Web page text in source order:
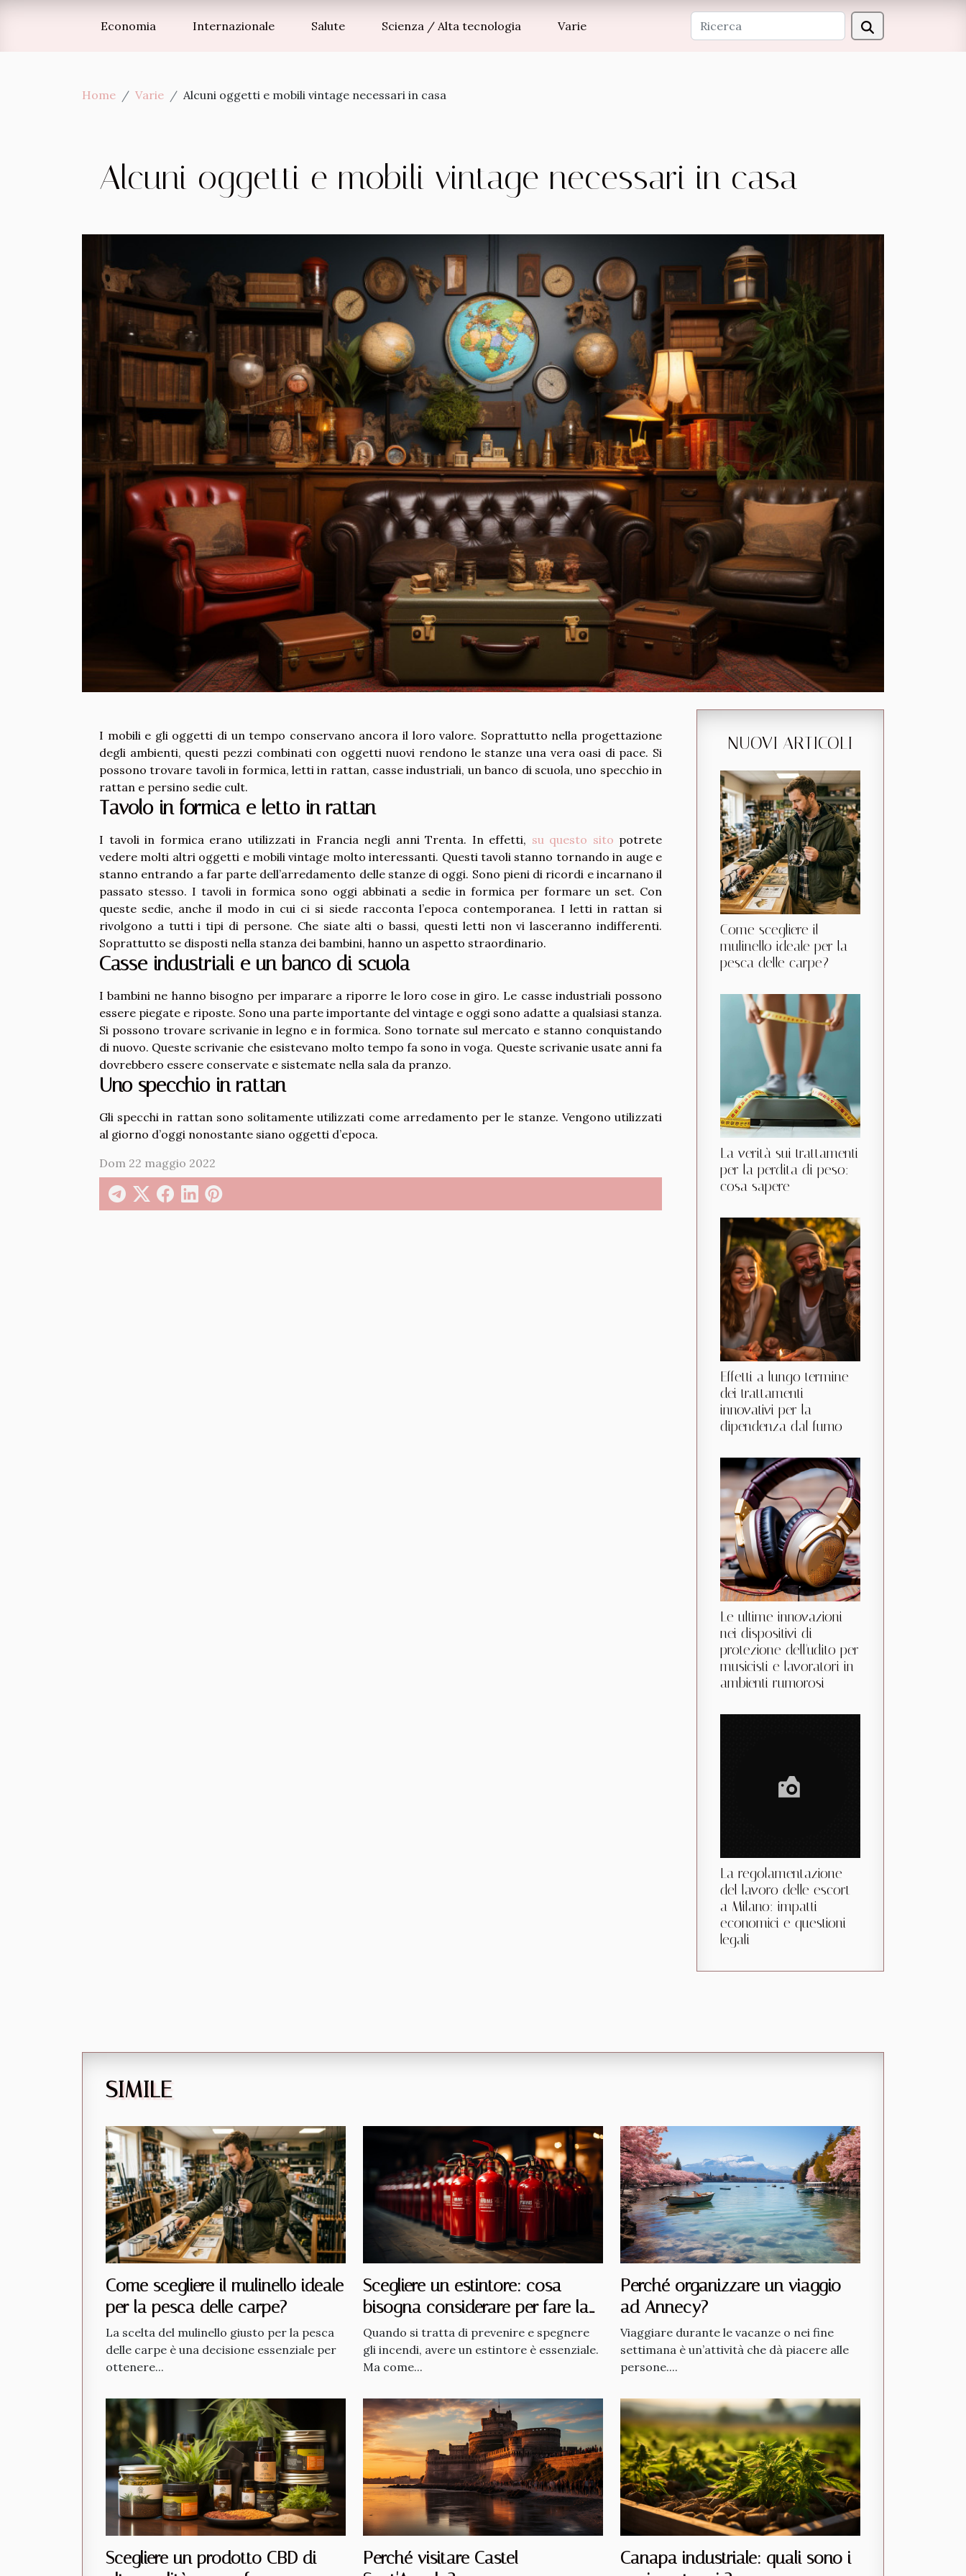
Economia Internazionale Salute Scienza / Alta tecnologia Varie
Home Varie Alcuni oggetti e mobili vintage necessari in casa
Alcuni oggetti e mobili vintage necessari in casa
I mobili e gli oggetti di un tempo conservano ancora il loro valore. Soprattutto nella progettazione
degli ambienti, questi pezzi combinati con oggetti nuovi rendono le stanze una vera oasi di pace. Si
possono trovare tavoli in formica, letti in rattan, casse industriali, un banco di scuola, uno specchio in
rattan e persino sedie cult.
Tavolo in formica e letto in rattan
I tavoli in formica erano utilizzati in Francia negli anni Trenta. In effetti, su questo sito potrete
vedere molti altri oggetti e mobili vintage molto interessanti. Questi tavoli stanno tornando in auge e
stanno entrando a far parte dell’arredamento delle stanze di oggi. Sono pieni di ricordi e incarnano il
passato stesso. I tavoli in formica sono oggi abbinati a sedie in formica per formare un set. Con
queste sedie, anche il modo in cui ci si siede racconta l’epoca contemporanea. I letti in rattan si
rivolgono a tutti i tipi di persone. Che siate alti o bassi, questi letti non vi lasceranno indifferenti.
Soprattutto se disposti nella stanza dei bambini, hanno un aspetto straordinario.
Casse industriali e un banco di scuola
I bambini ne hanno bisogno per imparare a riporre le loro cose in giro. Le casse industriali possono
essere piegate e riposte. Sono una parte importante del vintage e oggi sono adatte a qualsiasi stanza.
Si possono trovare scrivanie in legno e in formica. Sono tornate sul mercato e stanno conquistando
di nuovo. Queste scrivanie che esistevano molto tempo fa sono in voga. Queste scrivanie usate anni fa
dovrebbero essere conservate e sistemate nella sala da pranzo.
Uno specchio in rattan
Gli specchi in rattan sono solitamente utilizzati come arredamento per le stanze. Vengono utilizzati
al giorno d’oggi nonostante siano oggetti d’epoca.
Dom 22 maggio 2022
NUOVI ARTICOLI
Come scegliere il
mulinello ideale per la
pesca delle carpe?
La verità sui trattamenti
per la perdita di peso:
cosa sapere
Effetti a lungo termine
dei trattamenti
innovativi per la
dipendenza dal fumo
Le ultime innovazioni
nei dispositivi di
protezione dell'udito per
musicisti e lavoratori in
ambienti rumorosi
La regolamentazione
del lavoro delle escort
a Milano: impatti
economici e questioni
legali
SIMILE
Come scegliere il mulinello ideale
per la pesca delle carpe?
La scelta del mulinello giusto per la pesca
delle carpe è una decisione essenziale per
ottenere...
Scegliere un estintore: cosa
bisogna considerare per fare la
scelta migliore ?
Quando si tratta di prevenire e spegnere
gli incendi, avere un estintore è essenziale.
Ma come...
Perché organizzare un viaggio
ad Annecy?
Viaggiare durante le vacanze o nei fine
settimana è un’attività che dà piacere alle
persone....
Scegliere un prodotto CBD di
Perché visitare Castel
Canapa industriale: quali sono i